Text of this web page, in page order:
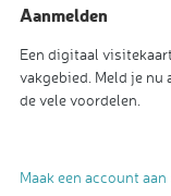
Aanmelden
Een digitaal
vakgebied. Meld je nu
de vele voordelen.
Maak een account aan